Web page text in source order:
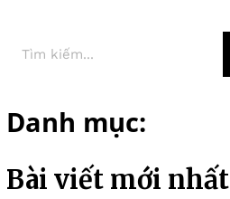
Danh mục:
Bài viết mới nhất